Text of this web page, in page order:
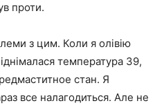
проти.
з цим. Коли я олівію
температура 39,
стан. Я
все налагодиться. Але не